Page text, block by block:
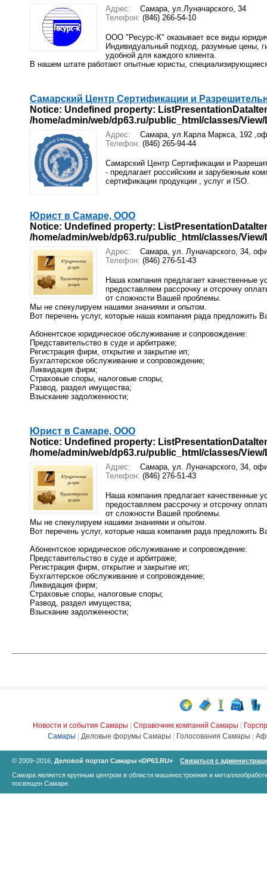
Адрес:
Самара, ул.Луначарского, 34
Телефон: (846) 266-54-10
ООО "Ресурс-К" оказывает все виды
Индивидуальный подход, разумные цены,
удобной для каждого клиента.
В нашем штате работают опытные юристы,
Самарский Центр Сертификации и
Notice: Undefined property:
/home/admin/web/dp63.ru/public_html/classes/
Адрес:
Самара, ул.Карла Маркса, 192
Телефон: (846) 265-94-44
Самарский Центр Сертификации и
- предлагает российским и зарубежным
сертификации продукции , услуг и ISO.
Юрист в Самаре, ООО
Notice: Undefined property:
/home/admin/web/dp63.ru/public_html/classes/
Адрес:
Самара, ул. Луначарского, 34,
Телефон: (846) 276-51-43
Наша компания предлагает качественные
предоставляем рассрочку и отсрочку
от сложности Вашей проблемы.
Мы не спекулируем нашими знаниями и опытом.
Вот перечень услуг, которые наша компания рада предложить
Абонентское юридическое обслуживание и сопровождение:
Представительство в суде и арбитраже;
Регистрация фирм, открытие и закрытие ип;
Бухгалтерское обслуживание и сопровождение;
Ликвидация фирм;
Страховые споры, налоговые споры;
Развод, раздел имущества;
Взыскание задолженности;
Юрист в Самаре, ООО
Notice: Undefined property:
/home/admin/web/dp63.ru/public_html/classes/
Адрес:
Самара, ул. Луначарского, 34,
Телефон: (846) 276-51-43
Наша компания предлагает качественные
предоставляем рассрочку и отсрочку
от сложности Вашей проблемы.
Мы не спекулируем нашими знаниями и опытом.
Вот перечень услуг, которые наша компания рада предложить
Абонентское юридическое обслуживание и сопровождение:
Представительство в суде и арбитраже;
Регистрация фирм, открытие и закрытие ип;
Бухгалтерское обслуживание и сопровождение;
Ликвидация фирм;
Страховые споры, налоговые споры;
Развод, раздел имущества;
Взыскание задолженности;
Новости и события Самары Справочник компаний Самары
Самары
Деловые форумы Самары Голосования Самары
© 2009–2016, Деловой портал Самары «DP63.RU»
Связаться с
Самара является крупным центром в области машиностроения и
посвящен Самаре.